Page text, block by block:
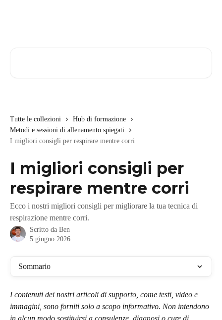
Tutte le collezioni
Hub di formazione
Metodi e sessioni di allenamento spiegati
I migliori consigli per respirare mentre corri
I migliori consigli per
respirare mentre corri
Ecco i nostri migliori consigli per migliorare la tua tecnica di
respirazione mentre corri.
Scritto da Ben
5 giugno 2026
Sommario
I contenuti dei nostri articoli di supporto, come testi, video e
immagini, sono forniti solo a scopo informativo. Non intendono
in alcun modo sostituirsi a consulenze, diagnosi o cure di